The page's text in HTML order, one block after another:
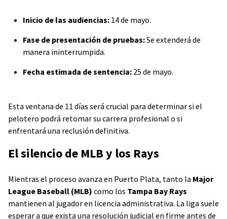
Inicio de las audiencias:14 de mayo.
Fase de presentación de pruebas:Se extenderá de
manera ininterrumpida.
Fecha estimada de sentencia:25 de mayo.
Esta ventana de 11 días será crucial para determinar si el
pelotero podrá retomar su carrera profesional o si
enfrentará una reclusión definitiva.
El silencio de MLB y los Rays
Mientras el proceso avanza en Puerto Plata, tanto la Major
League Baseball (MLB) como los Tampa Bay Rays
mantienen al jugador en licencia administrativa. La liga suele
esperar a que exista una resolución judicial en firme antes de